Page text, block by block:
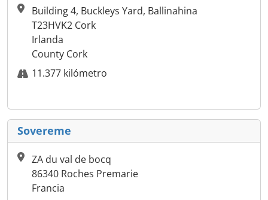
Building 4, Buckleys Yard, Ballinahina
T23HVK2 Cork
Irlanda
County Cork
11.377 kilómetro
Sovereme
ZA du val de bocq
86340 Roches Premarie
Francia